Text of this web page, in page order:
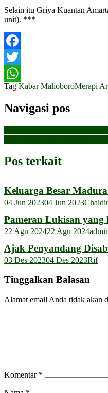
Selain itu Griya Kuantan
unit). ***
Facebook
Twitter
WhatsApp
Tag Kabar MalioboroMerapi
Navigasi pos
Pos terkait
Keluarga Besar
04 Jun 202304 Jun 2023
Pameran Lukisan yang
22 Agu 202422 Agu 2024
Ajak Penyandang
03 Des 202304 Des 2023Rif
Tinggalkan Balasan
Alamat email Anda tidak akan
Komentar *